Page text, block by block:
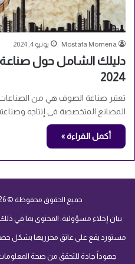
Mostafa Momena يونيو 4, 2024
دليلك الشامل حول صناعة
2024
تعتبر صناعة الصوف هي من الصناعات
المصانع المتخصصة في إنتاجه
أكمل القراءة »
جميع الحقوق محفوظة © 2026 لصالح موقع مستورد.
بيان إخلاء مسؤولية: المحتوى بما في
مستورد يقع على عاتق محرريها بشكل
جهوداً جادة للتحقق من صحة المعلومات